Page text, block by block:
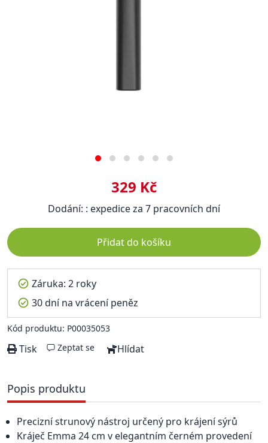
329 Kč
Dodání: : expedice za 7 pracovních dní
Přidat do košíku
Záruka: 2 roky
30 dní na vrácení peněz
Kód produktu: P00035053
Tisk Zeptat se Hlídat
Popis produktu
Precizní strunový nástroj určený pro krájení sýrů
Kráječ Emma 24 cm v elegantním černém provedení